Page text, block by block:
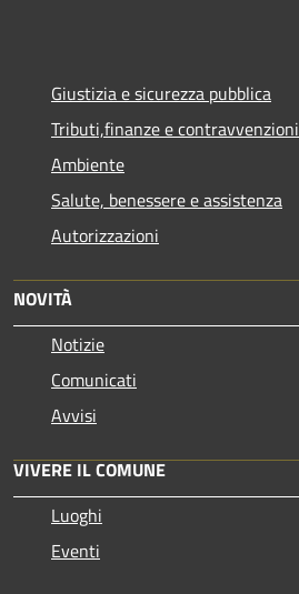
Giustizia e sicurezza pubblica
Tributi,finanze e contravvenzioni
Ambiente
Salute, benessere e assistenza
Autorizzazioni
NOVITÀ
Notizie
Comunicati
Avvisi
VIVERE IL COMUNE
Luoghi
Eventi